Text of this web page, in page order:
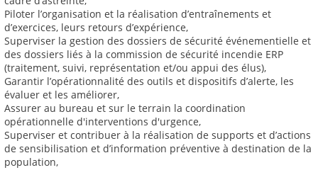
Piloter l’organisation et la réalisation d’entraînements et
d’exercices, leurs retours d’expérience,
Superviser la gestion des dossiers de sécurité événementielle et
des dossiers liés à la commission de sécurité incendie ERP
(traitement, suivi, représentation et/ou appui des élus),
Garantir l’opérationnalité des outils et dispositifs d’alerte, les
évaluer et les améliorer,
Assurer au bureau et sur le terrain la coordination
opérationnelle d'interventions d'urgence,
Superviser et contribuer à la réalisation de supports et d’actions
de sensibilisation et d’information préventive à destination de la
population,